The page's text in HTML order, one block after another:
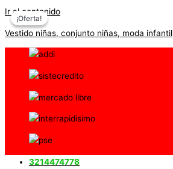
Ir al contenido
Vestido niñas, conjunto niñas, moda infantil
3214474778
¡Oferta!
¡Oferta!